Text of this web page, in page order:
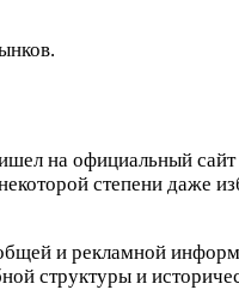
на официальный
степени даже
и рекламной
структуры и